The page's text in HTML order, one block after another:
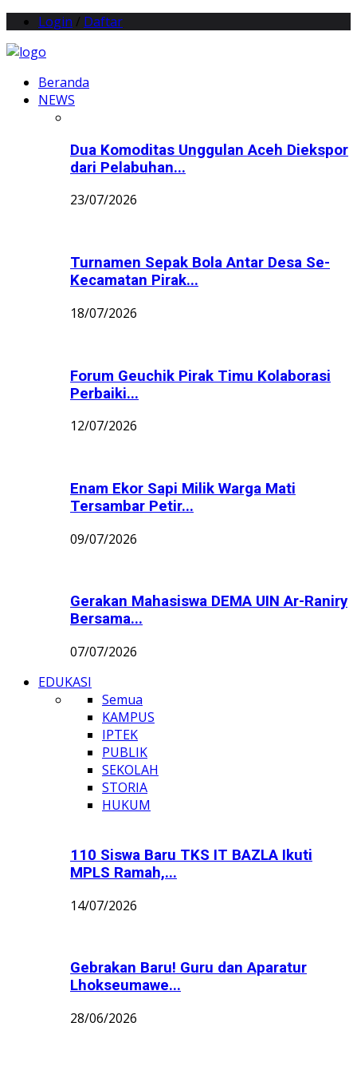
Login / Daftar
Beranda
NEWS
Dua Komoditas Unggulan Aceh Diekspor
dari Pelabuhan...
23/07/2026
Turnamen Sepak Bola Antar Desa Se-
Kecamatan Pirak...
18/07/2026
Forum Geuchik Pirak Timu Kolaborasi
Perbaiki...
12/07/2026
Enam Ekor Sapi Milik Warga Mati
Tersambar Petir...
09/07/2026
Gerakan Mahasiswa DEMA UIN Ar-Raniry
Bersama...
07/07/2026
EDUKASI
Semua
KAMPUS
IPTEK
PUBLIK
SEKOLAH
STORIA
HUKUM
110 Siswa Baru TKS IT BAZLA Ikuti
MPLS Ramah,...
14/07/2026
Gebrakan Baru! Guru dan Aparatur
Lhokseumawe...
28/06/2026